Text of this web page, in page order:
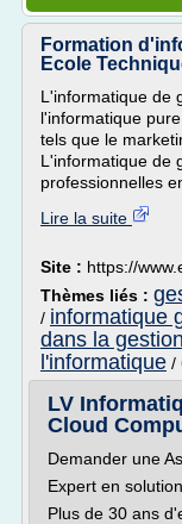
Formation
Ecole
L'informatique de
l'informatique
tels que le
L'informatique de
professionnelles
Lire la suite
Site : https://
Thèmes liés :
/ informatique
dans la
l'informatique /
LV
Cloud
Demander une
Expert en
Plus de 30 ans